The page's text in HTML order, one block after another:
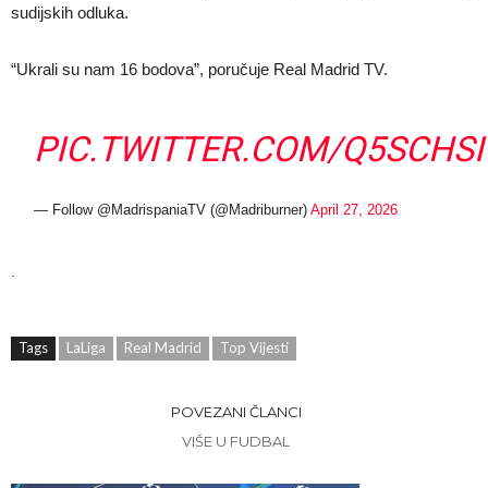
sudijskih odluka.
“Ukrali su nam 16 bodova”, poručuje Real Madrid TV.
PIC.TWITTER.COM/
— Follow @MadrispaniaTV (@Madriburner)April 27, 2026
.
Tags LaLiga Real Madrid Top Vijesti
POVEZANI ČLANCI
VIŠE U FUDBAL